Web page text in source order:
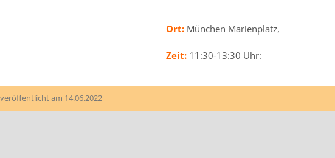
Ort: München Marienplatz,
Zeit: 11:30-13:30 Uhr:
veröffentlicht am 14.06.2022